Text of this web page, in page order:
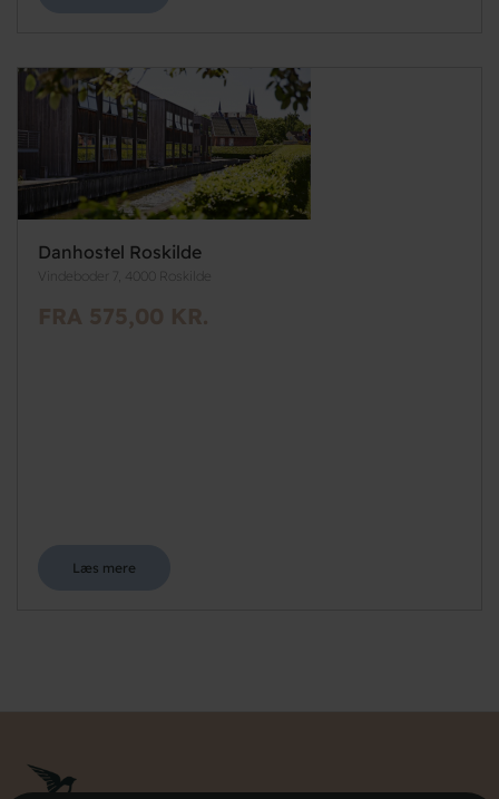
Danhostel Roskilde
Vindeboder 7, 4000 Roskilde
FRA 575,00 KR.
Læs mere